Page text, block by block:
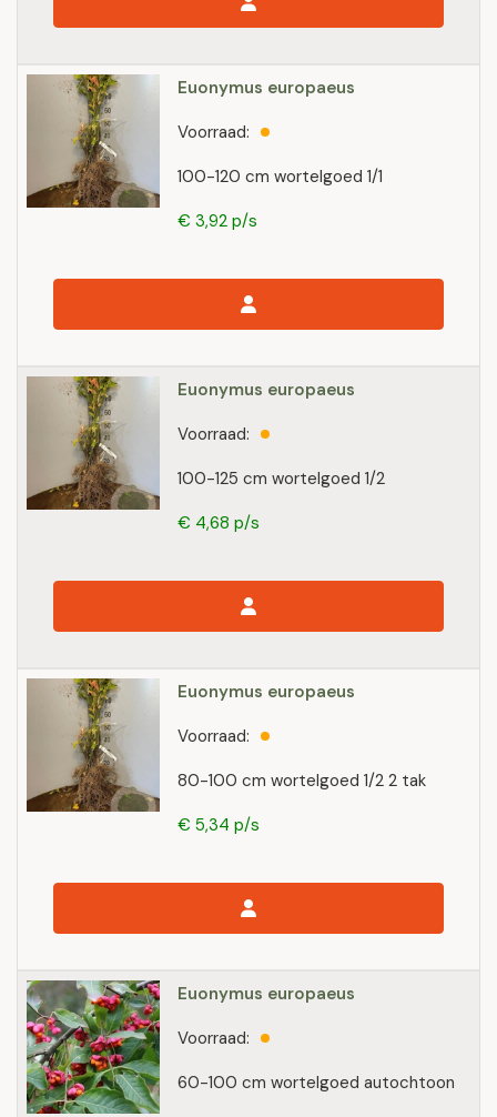
Euonymus europaeus
100-120 cm wortelgoed 1/1
Voorraad:
€ 3,92 p/s
Euonymus europaeus
100-125 cm wortelgoed 1/2
Voorraad:
€ 4,68 p/s
Euonymus europaeus
80-100 cm wortelgoed 1/2 2 tak
Voorraad:
€ 5,34 p/s
Euonymus europaeus
60-100 cm wortelgoed autochtoon
Voorraad: